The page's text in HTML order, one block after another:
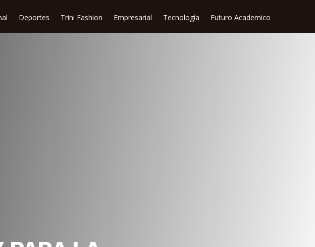
Deportes Trini Fashion Empresarial Tecnología Futuro Academico